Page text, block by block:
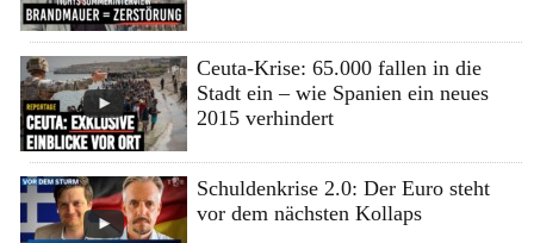
Ceuta-Krise: 65.000 fallen in die
Stadt ein – wie Spanien ein neues
2015 verhindert
Schuldenkrise 2.0: Der Euro steht
vor dem nächsten Kollaps